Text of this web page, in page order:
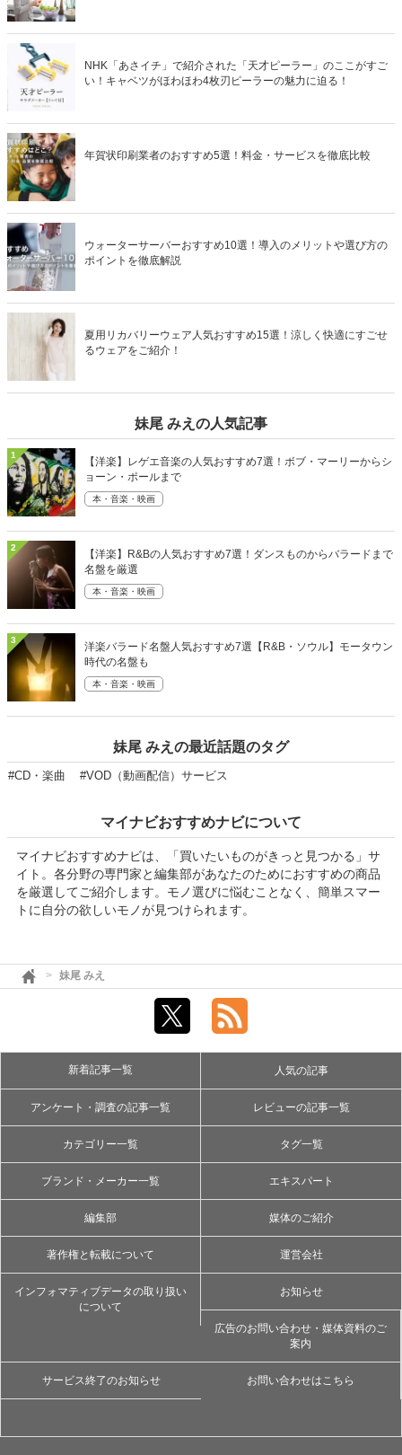
NHK「あさイチ」で紹介された「天才ピーラー」のここがすご
い！キャベツがほわほわ4枚刃ピーラーの魅力に迫る！
年賀状印刷業者のおすすめ5選！料金・サービスを徹底比較
ウォーターサーバーおすすめ10選！導入のメリットや選び方の
ポイントを徹底解説
夏用リカバリーウェア人気おすすめ15選！涼しく快適にすごせ
るウェアをご紹介！
妹尾 みえの人気記事
1
【洋楽】レゲエ音楽の人気おすすめ7選！ボブ・マーリーからシ
ョーン・ポールまで
本・音楽・映画
2
【洋楽】R&Bの人気おすすめ7選！ダンスものからバラードまで
名盤を厳選
本・音楽・映画
3
洋楽バラード名盤人気おすすめ7選【R&B・ソウル】モータウン
時代の名盤も
本・音楽・映画
妹尾 みえの最近話題のタグ
#CD・楽曲 #VOD（動画配信）サービス
マイナビおすすめナビについて
マイナビおすすめナビは、「買いたいものがきっと見つかる」サ
イト。各分野の専門家と編集部があなたのためにおすすめの商品
を厳選してご紹介します。モノ選びに悩むことなく、簡単スマー
トに自分の欲しいモノが見つけられます。
妹尾 みえ
新着記事一覧 人気の記事
アンケート・調査の記事一覧 レビューの記事一覧
カテゴリー一覧 タグ一覧
ブランド・メーカー一覧 エキスパート
編集部 媒体のご紹介
著作権と転載について 運営会社
インフォマティブデータの取り扱い
について
お知らせ
広告のお問い合わせ・媒体資料のご
案内
サービス終了のお知らせ お問い合わせはこちら